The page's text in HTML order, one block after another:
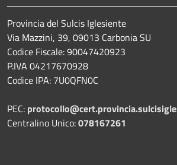
Provincia del Sulcis Iglesiente
Via Mazzini, 39, 09013 Carbonia SU
Codice Fiscale: 90047420923
P.IVA 04217670928
Codice IPA: 7U0QFN0C
PEC: protocollo@cert.provincia.
Centralino Unico:078167261